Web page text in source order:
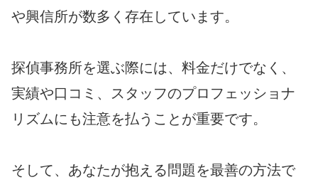
や興信所が数多く存在しています。
探偵事務所を選ぶ際には、料金だけでなく、
実績や口コミ、スタッフのプロフェッショナ
リズムにも注意を払うことが重要です。
そして、あなたが抱える問題を最善の方法で